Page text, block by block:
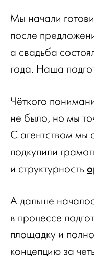
Мы начали
после
а свадьба
года. Наша
Чёткого
не было, но мы
С агентством мы
подкупили
и структурность
А дальше
в процессе
площадку и
концепцию за